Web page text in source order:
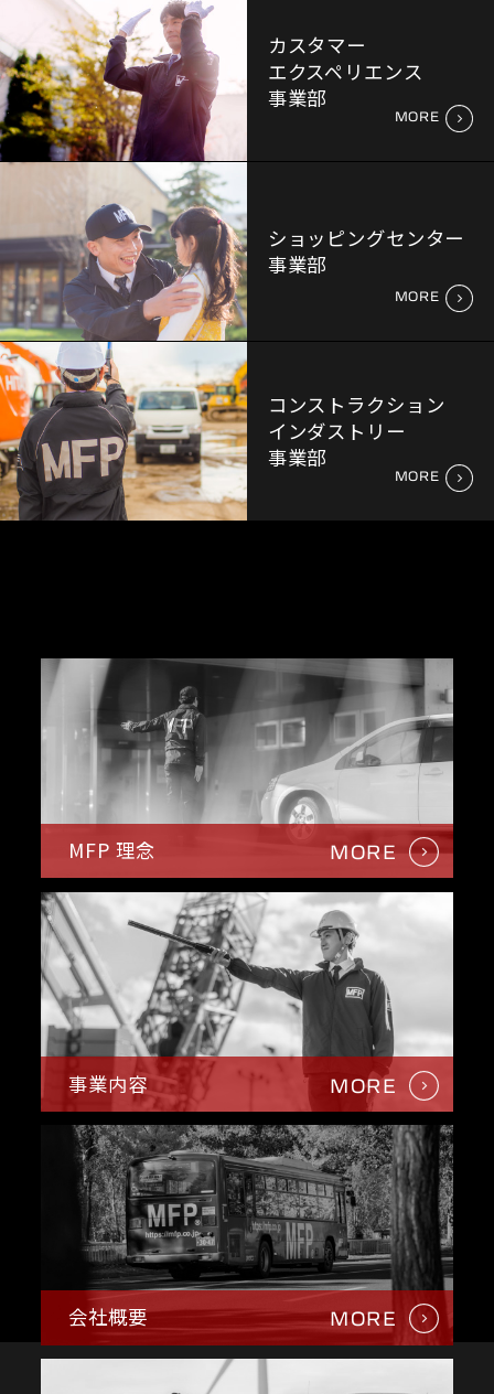
カスタマー
エクスペリエンス
事業部
MORE
ショッピングセンター
事業部
MORE
コンストラクション
インダストリー
事業部
MORE
MFP 理念 MORE
事業内容 MORE
会社概要 MORE